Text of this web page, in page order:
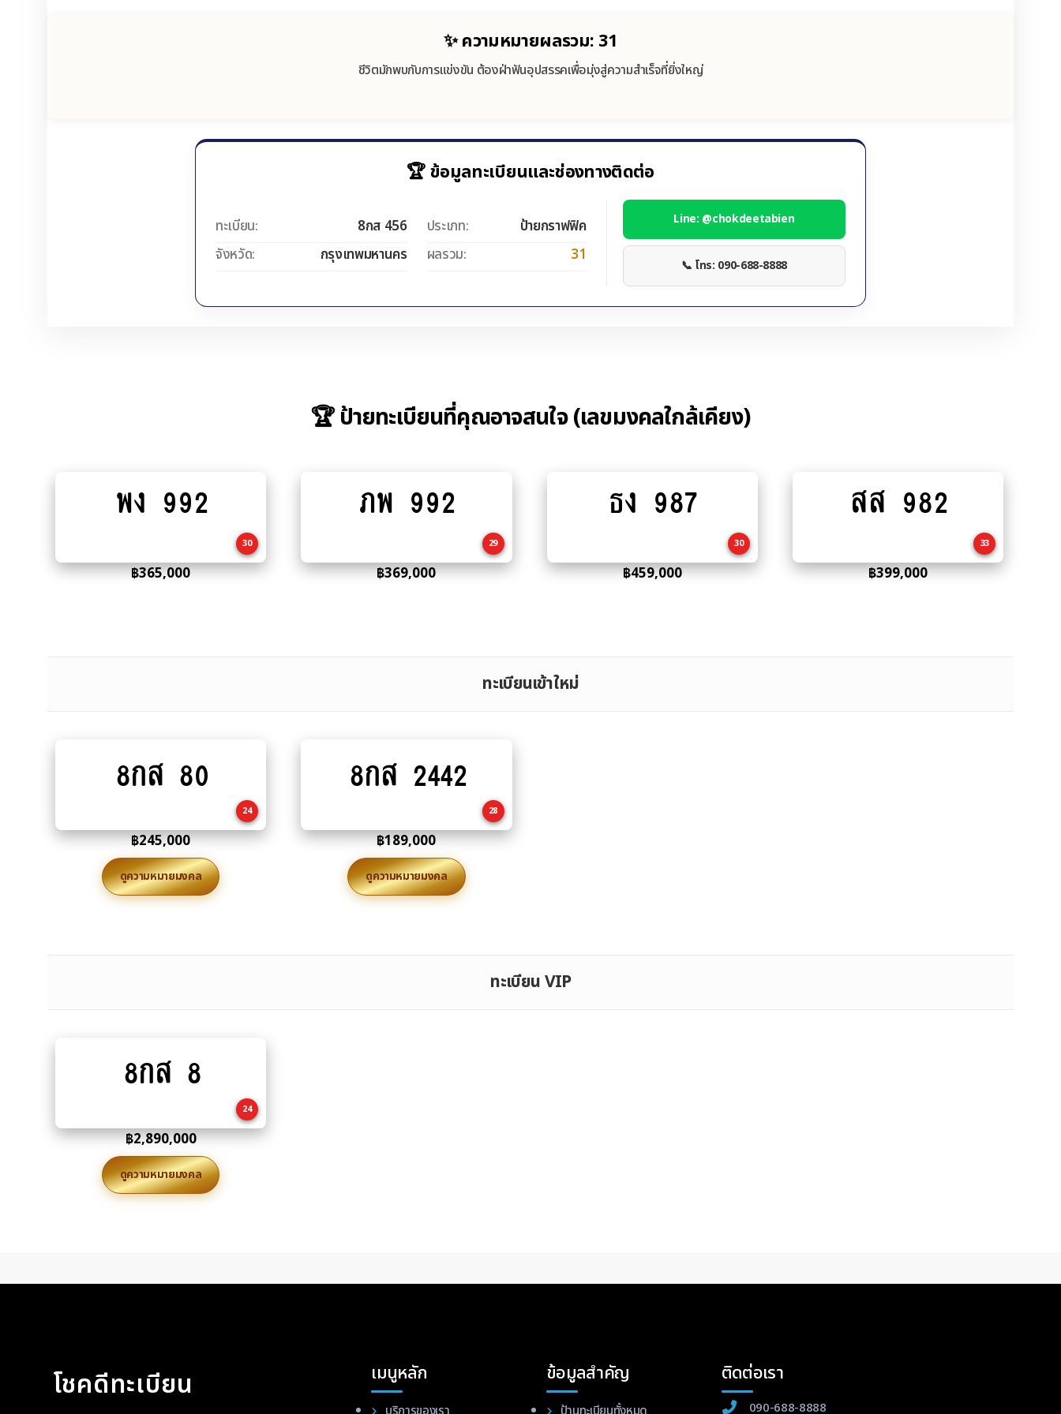
✨ ความหมายผลรวม: 31
ชีวิตมักพบกับการแข่งขัน ต้องฝ่าฟันอุปสรรคเพื่อมุ่งสู่ความสำเร็จที่ยิ่งใหญ่
🏆 ข้อมูลทะเบียนและช่องทางติดต่อ
ทะเบียน:
8กส 456
จังหวัด:
กรุงเทพมหานคร
ประเภท:
ป้ายกราฟฟิค
ผลรวม:
31
Line: @chokdeetabien
📞 โทร: 090-688-8888
🏆 ป้ายทะเบียนที่คุณอาจสนใจ (เลขมงคลใกล้เคียง)
Add
to
พง 992
30
฿365,000
Add
to
ภพ 992
29
฿369,000
Add
to
ธง 987
30
฿459,000
Add
to
สส 982
33
฿399,000
ทะเบียนเข้าใหม่
to
8กส 80
24
฿245,000
ดูความหมายมงคล
to
8กส 2442
28
฿189,000
ดูความหมายมงคล
ทะเบียน VIP
8กส 8
24
฿2,890,000
ดูความหมายมงคล
โชคดีทะเบียน เมนูหลัก ข้อมูลสำคัญ ติดต่อเรา
090-688-8888